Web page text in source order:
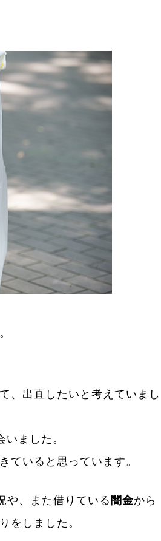
、出直したいと考えていまし
ました。
ていると思っています。
や、また借りている 闇金から
をしました。